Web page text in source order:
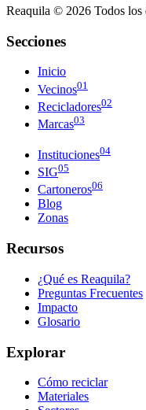
Reaquila © 2026 Todos los
Secciones
Inicio
Vecinos01
Recicladores02
Marcas03
Instituciones04
SIG05
Cartoneros06
Blog
Zonas
Recursos
¿Qué es Reaquila?
Preguntas Frecuentes
Impacto
Glosario
Explorar
Cómo reciclar
Materiales